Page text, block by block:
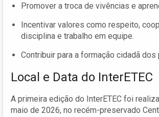
Promover a troca de vivências e
Incentivar valores como respeito,
disciplina e trabalho em equipe.
Contribuir para a formação cidadã dos
Local e Data do InterETEC
A primeira edição do InterETEC foi
maio de 2026, no recém-preservado